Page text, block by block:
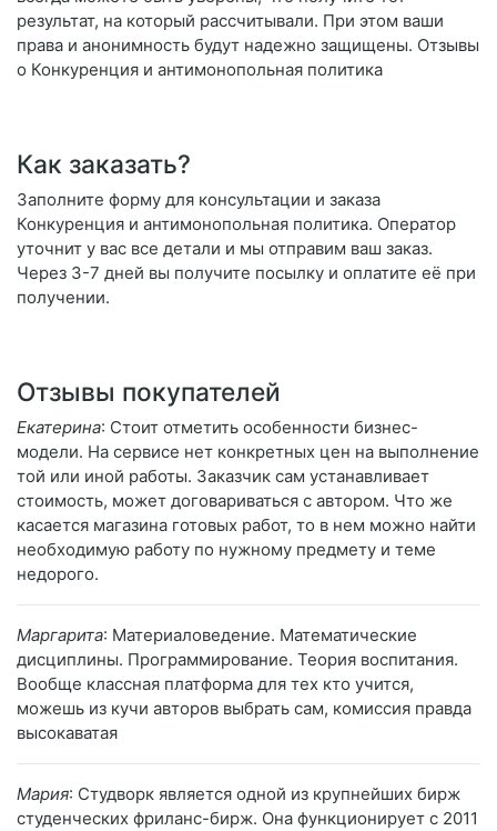
результат, на который рассчитывали. При этом ваши
права и анонимность будут надежно защищены. Отзывы
о Конкуренция и антимонопольная политика
Как заказать?
Заполните форму для консультации и заказа
Конкуренция и антимонопольная политика. Оператор
уточнит у вас все детали и мы отправим ваш заказ.
Через 3-7 дней вы получите посылку и оплатите её при
получении.
Отзывы покупателей
Екатерина: Стоит отметить особенности бизнес-
модели. На сервисе нет конкретных цен на выполнение
той или иной работы. Заказчик сам устанавливает
стоимость, может договариваться с автором. Что же
касается магазина готовых работ, то в нем можно найти
необходимую работу по нужному предмету и теме
недорого.
Маргарита: Материаловедение. Математические
дисциплины. Программирование. Теория воспитания.
Вообще классная платформа для тех кто учится,
можешь из кучи авторов выбрать сам, комиссия правда
высокаватая
Мария: Студворк является одной из крупнейших бирж
студенческих фриланс-бирж. Она функционирует с 2011